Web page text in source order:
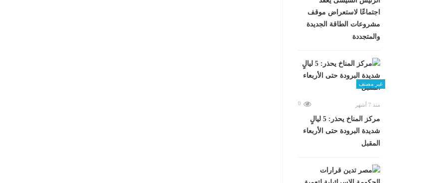
اجتماعًا لاستعراض موقف
مشروعات الطاقة الجديدة
والمتجددة
غير مصنف
منذ 7 أشهر 0
مركز المناخ يحذر: 5 ليالٍ
شديدة البرودة حتى الأربعاء
المقبل